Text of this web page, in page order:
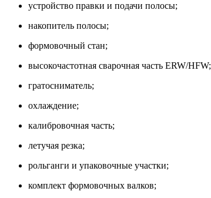
устройство правки и подачи полосы;
накопитель полосы;
формовочный стан;
высокочастотная сварочная часть ERW/HFW;
гратосниматель;
охлаждение;
калибровочная часть;
летучая резка;
рольганги и упаковочные участки;
комплект формовочных валков;